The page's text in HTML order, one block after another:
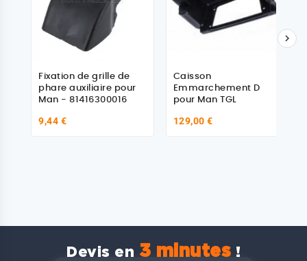
Fixation de grille de
phare auxiliaire pour
Man - 81416300016
9,44 €
Caisson
Emmarchement D
pour Man TGL
129,00 €

Devis en 3 minutes !